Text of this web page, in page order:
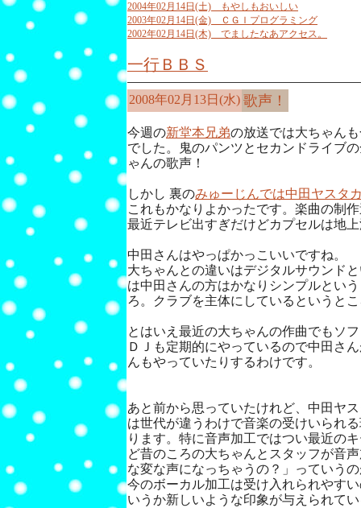
2004年02月14日(土) もやしもおいしい
2003年02月14日(金) ＣＧＩプログラミング
2002年02月14日(木) でましたなあアクセス。
一行ＢＢＳ
2008年02月13日(水) 歌声！
今週の新堂本兄弟の放送では大ちゃん
でした。鬼のパンツとセカンドライブ
ゃんの歌声！
しかし 裏のみゅーじんでは中田ヤスタ
これもかなりよかったです。楽曲の制
最近テレビ出すぎだけどカプセルは地
中田さんはやっぱかっこいいですね。
大ちゃんとの違いはデジタルサウンド
は中田さんの方はかなりシンプルとい
ろ。クラブを主体にしているというと
とはいえ最近の大ちゃんの作曲でもソ
ＤＪも定期的にやっているので中田さ
んもやっていたりするわけです。
あと前から思っていたけれど、中田ヤ
は世代が違うわけで音楽の受けいられ
ります。特に音声加工ではつい最近の
ど昔のころの大ちゃんとスタッフが音
な変な声になっちゃうの？」っていう
今のボーカル加工は受け入れられやす
いうか新しいような印象が与えられて